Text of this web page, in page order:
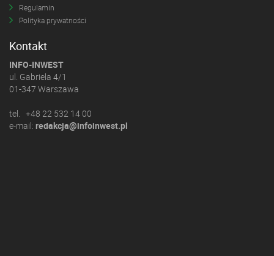
Regulamin
Polityka prywatności
Kontakt
INFO-INWEST
ul. Gabriela 4/1
01-347 Warszawa
tel. +48 22 532 14 00
e-mail: redakcja@infoinwest.pl